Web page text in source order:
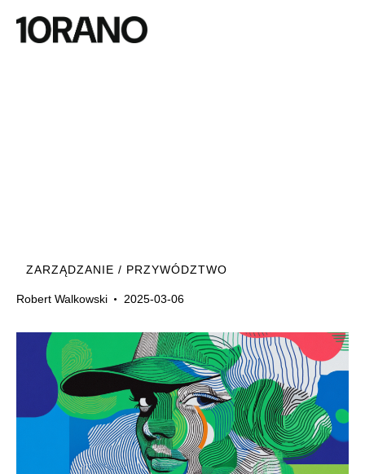
ZARZĄDZANIE / PRZYWÓDZTWO
Robert Walkowski 2025-03-06